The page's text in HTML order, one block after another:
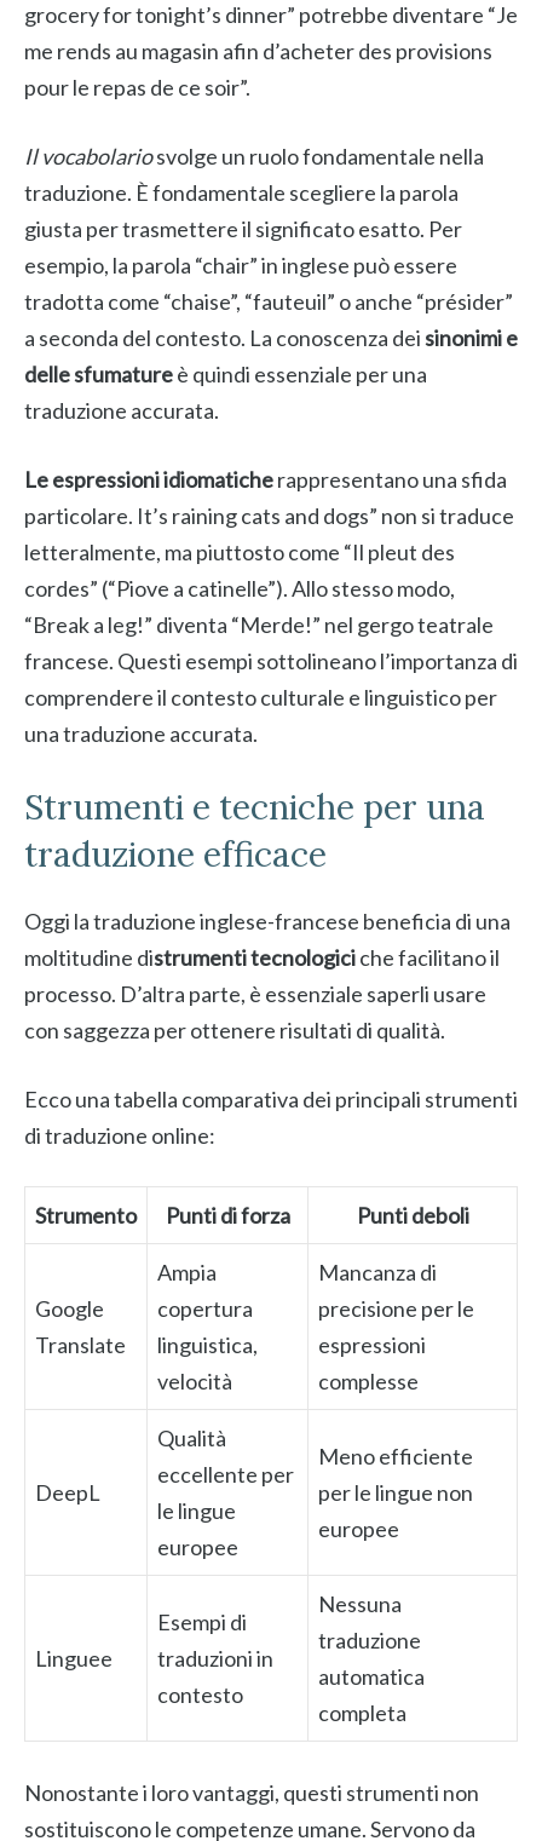
grocery for tonight’s dinner” potrebbe diventare “Je
me rends au magasin afin d’acheter des provisions
pour le repas de ce soir”.
Il vocabolariosvolge un ruolo fondamentale nella
traduzione. È fondamentale scegliere la parola
giusta per trasmettere il significato esatto. Per
esempio, la parola “chair” in inglese può essere
tradotta come “chaise”, “fauteuil” o anche “présider”
a seconda del contesto. La conoscenza deisinonimi e
delle sfumatureè quindi essenziale per una
traduzione accurata.
Le espressioni idiomaticherappresentano una sfida
particolare. It’s raining cats and dogs” non si traduce
letteralmente, ma piuttosto come “Il pleut des
cordes” (“Piove a catinelle”). Allo stesso modo,
“Break a leg!” diventa “Merde!” nel gergo teatrale
francese. Questi esempi sottolineano l’importanza di
comprendere il contesto culturale e linguistico per
una traduzione accurata.
Strumenti e tecniche per una
traduzione efficace
Oggi la traduzione inglese-francese beneficia di una
moltitudine distrumenti tecnologiciche facilitano il
processo. D’altra parte, è essenziale saperli usare
con saggezza per ottenere risultati di qualità.
Ecco una tabella comparativa dei principali strumenti
di traduzione online:
Strumento Punti di forza Punti deboli
Google
Translate
Ampia
copertura
linguistica,
velocità
Mancanza di
precisione per le
espressioni
complesse
DeepL
Qualità
eccellente per
le lingue
europee
Meno efficiente
per le lingue non
europee
Linguee
Esempi di
traduzioni in
contesto
Nessuna
traduzione
automatica
completa
Nonostante i loro vantaggi, questi strumenti non
sostituiscono le competenze umane. Servono da